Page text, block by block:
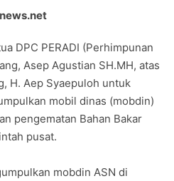
DPC PERADI (Perhimpunan
Asep Agustian SH.MH, atas
H. Aep Syaepuloh untuk
mobil dinas (mobdin)
pengematan Bahan Bakar
pusat.
mobdin ASN di